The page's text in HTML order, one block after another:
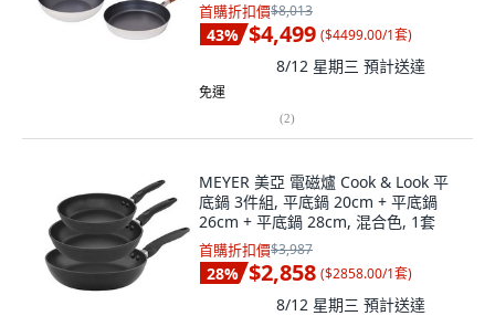
首購折扣價$8,013
43% $4,499 ($4499.00/1套)
8/12 星期三 預計送達
免運
(2)
MEYER 美亞 電磁爐 Cook & Look 平
底鍋 3件組, 平底鍋 20cm + 平底鍋
26cm + 平底鍋 28cm, 混合色, 1套
首購折扣價$3,987
28% $2,858 ($2858.00/1套)
8/12 星期三 預計送達